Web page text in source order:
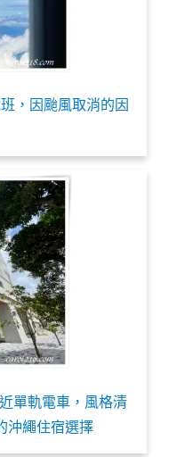
，因颱風取消的因
單軌電車，風格清
沖繩住宿選擇